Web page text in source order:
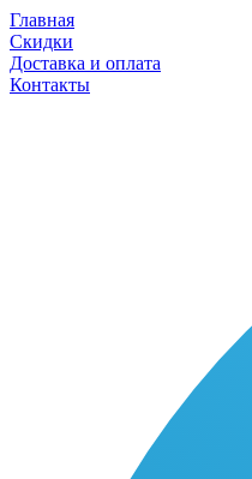
Главная
Скидки
Доставка и оплата
Контакты